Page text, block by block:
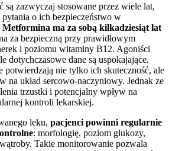
są zazwyczaj stosowane przez wiele lat,
pytania o ich bezpieczeństwo w
Metformina ma za sobą kilkadziesiąt lat
za bezpieczną przy prawidłowym
i poziomu witaminy B12. Agoniści
dotychczasowe dane są uspokajające.
potwierdzają nie tylko ich skuteczność, ale
na układ sercowo-naczyniowy. Jednak ze
trzustki i potencjalny wpływ na
kontroli lekarskiej.
leku, pacjenci powinni regularnie
: morfologię, poziom glukozy,
Takie monitorowanie pozwala